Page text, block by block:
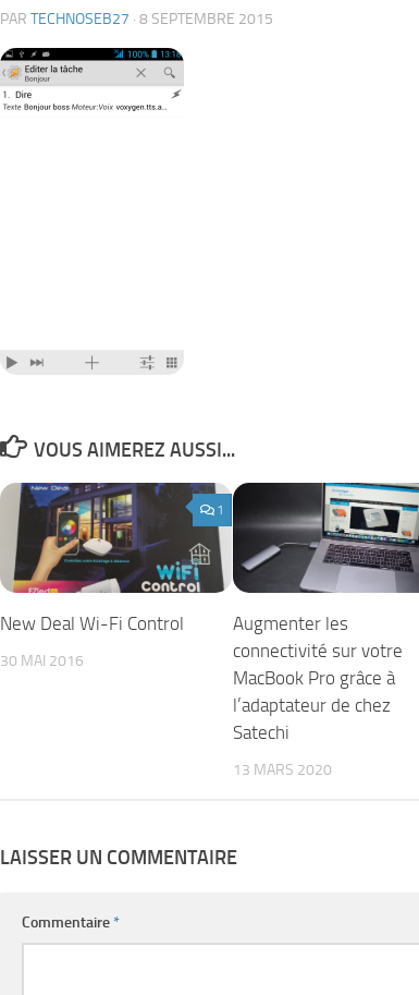
PAR TECHNOSEB27 · 8 SEPTEMBRE 2015
VOUS AIMEREZ AUSSI...
1
New Deal Wi-Fi Control
30 MAI 2016
Augmenter les
connectivité sur votre
MacBook Pro grâce à
l’adaptateur de chez
Satechi
13 MARS 2020
LAISSER UN COMMENTAIRE
Commentaire*